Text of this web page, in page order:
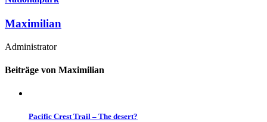
Maximilian
Administrator
Beiträge von Maximilian
Pacific Crest Trail – The desert?